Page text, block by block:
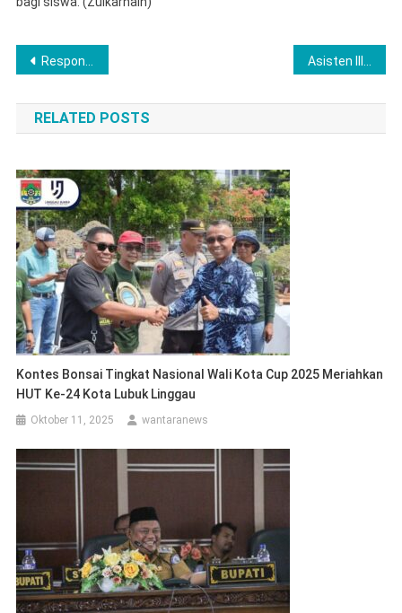
Navigasi
pos
Respon Cepat, Polres Musi Rawas Tanggapi Insiden Warga Diserang Beruang di Sukakarya
RELATED POSTS
Kontes Bonsai Tingkat Nasional Wali Kota Cup 2025 Meriahkan
HUT Ke-24 Kota Lubuk Linggau
Oktober 11, 2025 wantaranews